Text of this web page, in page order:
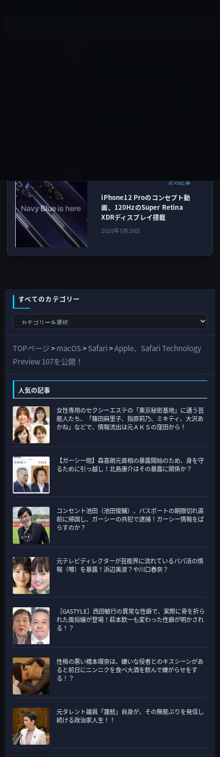
次の記事
iPhone12 Proのコンセプト動
画、120HzのSuper Retina
XDRディスプレイ搭載
2020年5月29日
すべてのカテゴリー
て
の
ゴ
リ
ー
TOPページ>macOS>Safari>Apple、Safari Technology
Preview 107を公開！
人気の記事
女性専用のセクシーエステの「東京秘密基地」に通う芸
能人たち、「篠田麻里子、指原莉乃、ミキティ、大沢あ
かね」などで、情報流出は元ＡＫＳの窪田から！
【ガーシー砲】森喜朗元首相の暴露開始のため、身を守
るために引っ越し！北島康介はその暴露に関係か？
コンセント池田（池田俊輔）、パスポートの期限切れ直
前に帰国し、ガーシーの共犯で逮捕！ガーシー情報をば
らすのか？
元テレビディレクターが芸能界に流れているパパ活の情
報（噂）を暴露！浜辺美波？や川口春奈？
［GASTYLE］西田敏行の異常な性癖で、実際に骨を折ら
れた風俗嬢が登場！萩本欽一も変わった性癖が明かされ
る！？
性格の悪い橋本環奈は、嫌いな役者とのキスシーンがあ
ると前日にニンニクを食べ大酒を飲んで嫌がらせをす
る！？
元タレント議員「蓮舫」自身が、その無能ぶりを発信し
続ける政治家人生！！